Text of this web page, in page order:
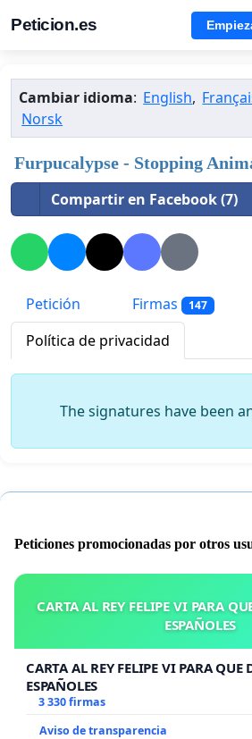
Peticion.es
Cambiar idioma: English,
Norsk
Furpucalypse - Stopping
Compartir en Facebook (7)
Petición Firmas 147
Política de privacidad
The signatures have been
Peticiones promocionadas por otros
CARTA AL REY FELIPE VI PARA
ESPAÑOLES
CARTA AL REY FELIPE VI PARA QUE
ESPAÑOLES
3 330 firmas
Aviso de transparencia